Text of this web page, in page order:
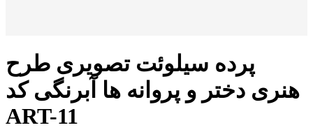
پرده سیلوئت تصویری طرح
هنری دختر و پروانه ها آبرنگی کد
ART-11